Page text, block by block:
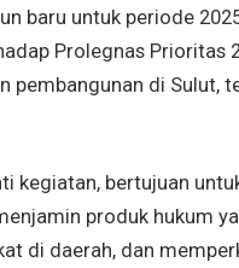
baru untuk periode
Prolegnas Prioritas
pembangunan di Sulut,
kegiatan, bertujuan
produk hukum
di daerah, dan